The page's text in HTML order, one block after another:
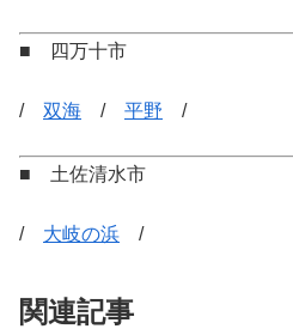
■ 四万十市
/ 双海 / 平野 /
■ 土佐清水市
/ 大岐の浜 /
関連記事